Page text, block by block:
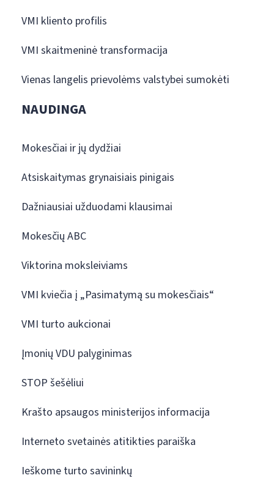
VMI kliento profilis
VMI skaitmeninė transformacija
Vienas langelis prievolėms valstybei sumokėti
NAUDINGA
Mokesčiai ir jų dydžiai
Atsiskaitymas grynaisiais pinigais
Dažniausiai užduodami klausimai
Mokesčių ABC
Viktorina moksleiviams
VMI kviečia į „Pasimatymą su mokesčiais“
VMI turto aukcionai
Įmonių VDU palyginimas
STOP šešėliui
Krašto apsaugos ministerijos informacija
Interneto svetainės atitikties paraiška
Ieškome turto savininkų